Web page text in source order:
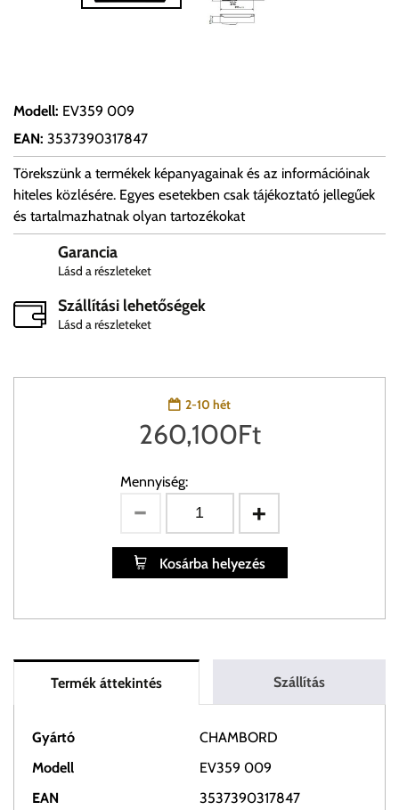
Modell: EV359 009
EAN: 3537390317847
Törekszünk a termékek képanyagainak és az információinak
hiteles közlésére. Egyes esetekben csak tájékoztató jellegűek
és tartalmazhatnak olyan tartozékokat
Garancia
Lásd a részleteket
Szállítási lehetőségek
Lásd a részleteket
2-10 hét
260,100Ft
Mennyiség:
Kosárba helyezés
Termék áttekintés Szállítás
Gyártó
CHAMBORD
Modell
EV359 009
EAN
3537390317847